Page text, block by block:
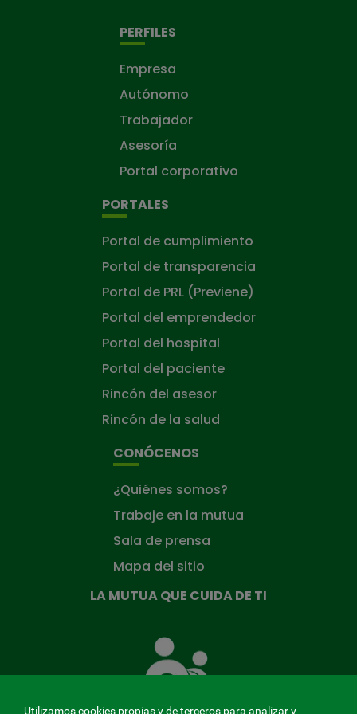
PERFILES
Empresa
Autónomo
Trabajador
Asesoría
Portal corporativo
PORTALES
Portal de cumplimiento
Portal de transparencia
Portal de PRL (Previene)
Portal del emprendedor
Portal del hospital
Portal del paciente
Rincón del asesor
Rincón de la salud
CONÓCENOS
¿Quiénes somos?
Trabaje en la mutua
Sala de prensa
Mapa del sitio
LA MUTUA QUE CUIDA DE TI
Mutua
que
Utilizamos cookies propias y de terceros para analizar y